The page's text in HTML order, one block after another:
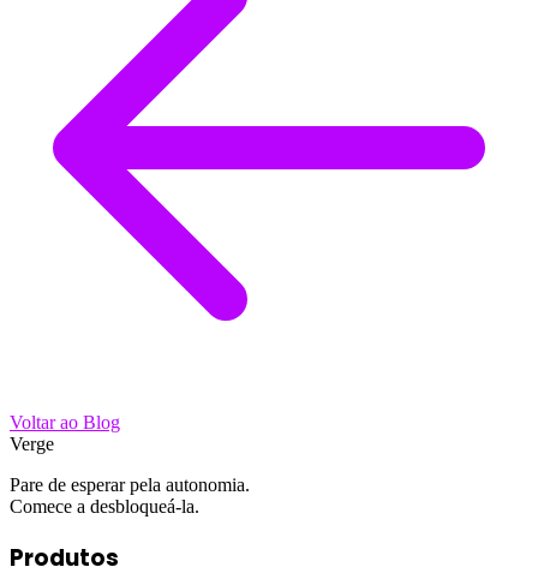
Voltar ao Blog
Verge
Pare de esperar pela autonomia.
Comece a desbloqueá-la.
Produtos